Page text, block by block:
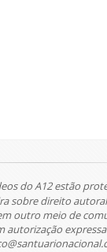
do A12 estão
sobre direito
outro meio de
autorização